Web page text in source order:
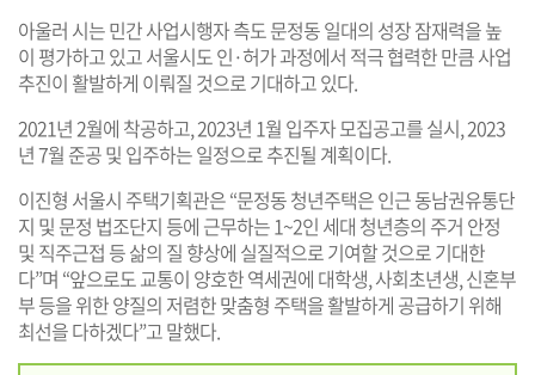
아울러 시는 민간 사업시행자 측도 문정동 일대의 성장 잠재력을 높
이 평가하고 있고 서울시도 인·허가 과정에서 적극 협력한 만큼 사업
추진이 활발하게 이뤄질 것으로 기대하고 있다.
2021년 2월에 착공하고, 2023년 1월 입주자 모집공고를 실시, 2023
년 7월 준공 및 입주하는 일정으로 추진될 계획이다.
이진형 서울시 주택기획관은 “문정동 청년주택은 인근 동남권유통단
지 및 문정 법조단지 등에 근무하는 1~2인 세대 청년층의 주거 안정
및 직주근접 등 삶의 질 향상에 실질적으로 기여할 것으로 기대한
다”며 “앞으로도 교통이 양호한 역세권에 대학생, 사회초년생, 신혼부
부 등을 위한 양질의 저렴한 맞춤형 주택을 활발하게 공급하기 위해
최선을 다하겠다”고 말했다.